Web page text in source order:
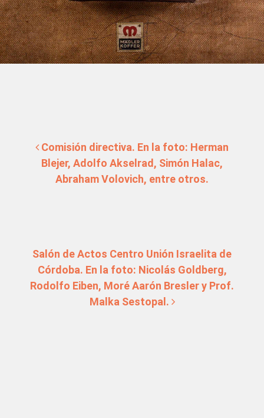
Comisión directiva. En la foto: Herman
Blejer, Adolfo Akselrad, Simón Halac,
Abraham Volovich, entre otros.
Salón de Actos Centro Unión Israelita de
Córdoba. En la foto: Nicolás Goldberg,
Rodolfo Eiben, Moré Aarón Bresler y Prof.
Malka Sestopal.